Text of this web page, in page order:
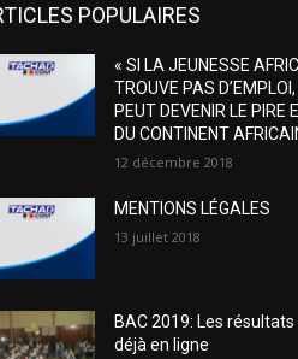
POPULAIRES
« SI LA JEUNESSE
TROUVE PAS D’EMPLOI,
PEUT DEVENIR LE PIRE
DU CONTINENT
12 décembre 2018
MENTIONS LÉGALES
13 juillet 2018
BAC 2019: Les
déjà en ligne